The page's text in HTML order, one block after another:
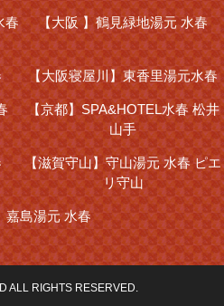
春
【大阪 】鶴見緑地湯元 水春
【大阪寝屋川】東香里湯元水春
【京都】SPA&HOTEL水春 松井
山手
【滋賀守山】守山湯元 水春 ピエ
リ守山
嘉島湯元 水春
ALL RIGHTS RESERVED.